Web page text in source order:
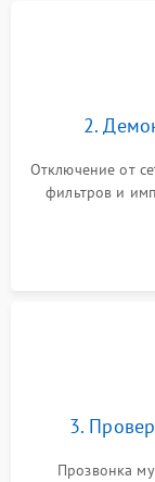
2.
Отключение от
фильтров и
3.
Прозвонка